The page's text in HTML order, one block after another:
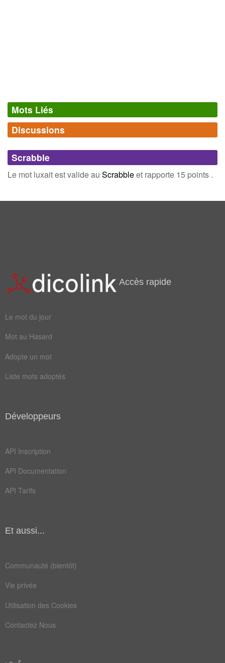
Mots Liés
Synonymes(0)
Mots avec la même signification
Mots liés par leur sémantique
démettre
désosser
luxation
démancher
démantibuler
disloquer
Discussions
Connectez-vous inscrivez-vous
Scrabble
Le mot luxait est valide au Scrabbleet rapporte 15 points .
Accès rapide
Le mot du jour
Mot au Hasard
Adopte un mot
Liste mots adoptés
Développeurs
API Inscription
API Documentation
API Tarifs
Et aussi...
Communauté (bientôt)
Vie privée
Utilisation des Cookies
Contactez Nous